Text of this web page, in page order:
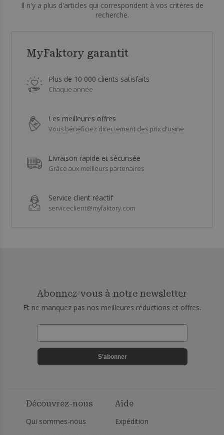
Il n'y a plus d'articles qui correspondent à vos critères de
recherche.
MyFaktory garantit
Plus de 10 000 clients satisfaits
Chaque année
Les meilleures offres
Vous bénéficiez directement des prix d'usine
Livraison rapide et sécurisée
Grâce aux meilleurs partenaires
Service client réactif
serviceclient@myfaktory.com
Abonnez-vous à notre newsletter
Et ne manquez pas nos meilleures réductions et offres.
S'abonner
Découvrez-nous
Qui sommes-nous
Aide
Expédition